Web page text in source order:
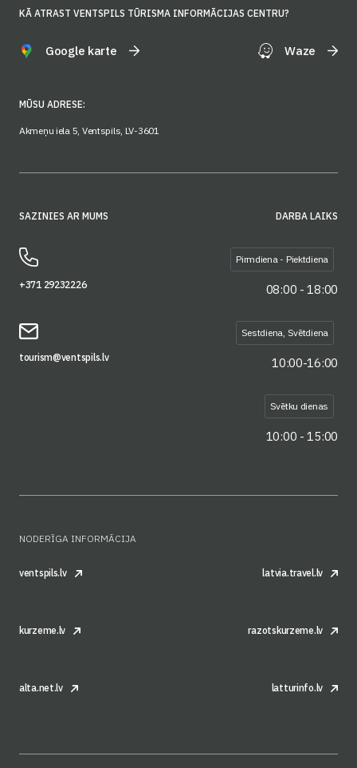
KĀ ATRAST VENTSPILS TŪRISMA INFORMĀCIJAS CENTRU?
Google karte Waze
MŪSU ADRESE:
Akmeņu iela 5, Ventspils, LV-3601
SAZINIES AR MUMS
+371 29232226
tourism@ventspils.lv
DARBA LAIKS
Pirmdiena - Piektdiena
08:00 - 18:00
Sestdiena, Svētdiena
10:00-16:00
Svētku dienas
10:00 - 15:00
NODERĪGA INFORMĀCIJA
ventspils.lv latvia.travel.lv
kurzeme.lv razotskurzeme.lv
alta.net.lv latturinfo.lv